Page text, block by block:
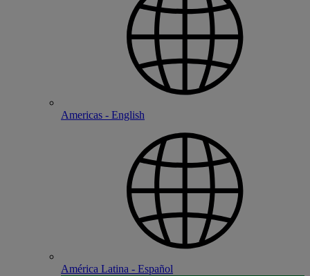
Americas - English
América Latina - Español